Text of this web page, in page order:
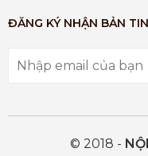
ĐĂNG KÝ NHẬN BẢN TIN
© 2018 -